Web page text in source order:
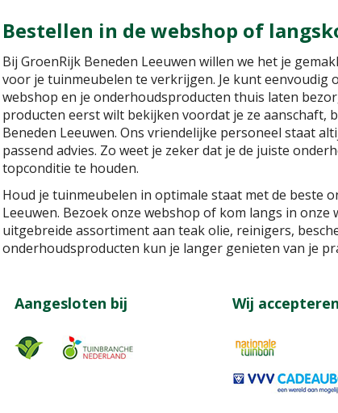
Bestellen in de webshop of
Bij GroenRijk Beneden Leeuwen willen we het je
voor je tuinmeubelen te verkrijgen. Je kunt eenvoudig
webshop en je onderhoudsproducten thuis laten
producten eerst wilt bekijken voordat je ze aanschaft,
Beneden Leeuwen. Ons vriendelijke personeel staat
passend advies. Zo weet je zeker dat je de juiste
topconditie te houden.
Houd je tuinmeubelen in optimale staat met de beste
Leeuwen. Bezoek onze webshop of kom langs in
uitgebreide assortiment aan teak olie, reinigers,
onderhoudsproducten kun je langer genieten van je
Aangesloten bij Wij accepteren